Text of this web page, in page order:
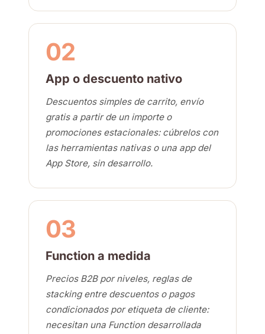
02
App o descuento nativo
Descuentos simples de carrito, envío
gratis a partir de un importe o
promociones estacionales: cúbrelos con
las herramientas nativas o una app del
App Store, sin desarrollo.
03
Function a medida
Precios B2B por niveles, reglas de
stacking entre descuentos o pagos
condicionados por etiqueta de cliente:
necesitan una Function desarrollada